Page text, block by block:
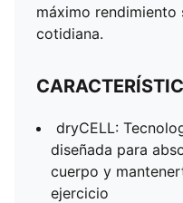
máximo rendimiento
cotidiana.
dryCELL:
diseñada para
cuerpo y
ejercicio